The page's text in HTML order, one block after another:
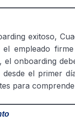
exitoso,
empleado
el onboarding
el primer
para